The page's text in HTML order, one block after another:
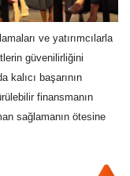
ve yatırımcılarla
güvenilirliğini
kalıcı başarının
finansmanın
sağlamanın ötesine